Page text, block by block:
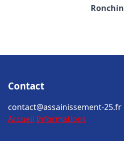
Ronchin
Contact
contact@assainissement-25.fr
Accueil Informations